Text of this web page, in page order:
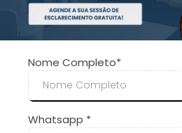
Nome Completo*
Whatsapp *